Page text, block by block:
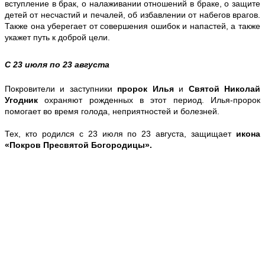
вступление в брак, о налаживании отношений в браке, о защите
детей от несчастий и печалей, об избавлении от набегов врагов.
Также она уберегает от совершения ошибок и напастей, а также
укажет путь к доброй цели.
С 23 июля по 23 августа
Покровители и заступники пророк Ильяи Святой Николай
Угодник охраняют рожденных в этот период. Илья-пророк
помогает во время голода, неприятностей и болезней.
Тех, кто родился с 23 июля по 23 августа, защищает икона
«Покров Пресвятой Богородицы».